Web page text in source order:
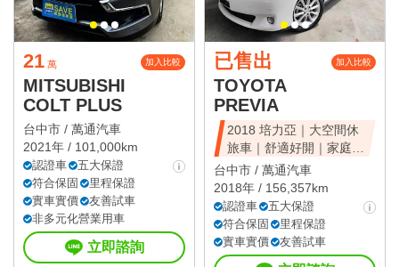
21 萬 加入比較
MITSUBISHI
COLT PLUS
台中市 / 萬通汽車
2021年 / 101,000km
認證車
五大保證
符合保固
里程保證
實車實價
友善試車
非多元化營業用車
立即諮詢
已售出 加入比較
TOYOTA
PREVIA
2018 培力亞｜大空間休
旅車｜舒適好開｜家庭首
選｜可全額貸
台中市 / 萬通汽車
2018年 / 156,357km
認證車
五大保證
符合保固
里程保證
實車實價
友善試車